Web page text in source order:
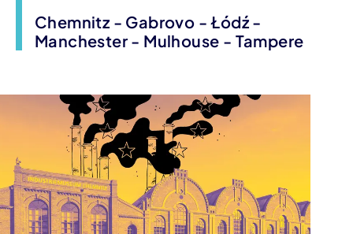
Chemnitz - Gabrovo - Łódź -
Manchester - Mulhouse - Tampere